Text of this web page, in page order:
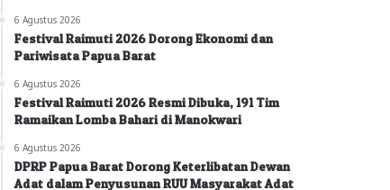
6 Agustus 2026
Festival Raimuti 2026 Dorong Ekonomi dan
Pariwisata Papua Barat
6 Agustus 2026
Festival Raimuti 2026 Resmi Dibuka, 191 Tim
Ramaikan Lomba Bahari di Manokwari
6 Agustus 2026
DPRP Papua Barat Dorong Keterlibatan Dewan
Adat dalam Penyusunan RUU Masyarakat Adat